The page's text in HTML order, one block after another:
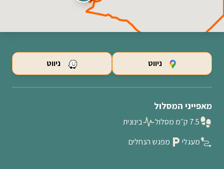
ניווט ניווט
מאפייני המסלול
7.5 ק״מ מסלול
בינונית
מעגלי
מפגש הנחלים